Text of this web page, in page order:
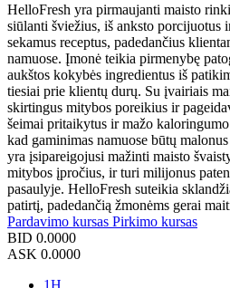
HelloFresh yra pirmaujanti maisto
siūlanti šviežius, iš anksto porcijuotus
sekamus receptus, padedančius
namuose. Įmonė teikia pirmenybę
aukštos kokybės ingredientus iš
tiesiai prie klientų durų. Su įvairiais
skirtingus mitybos poreikius ir
šeimai pritaikytus ir mažo
kad gaminimas namuose būtų
yra įsipareigojusi mažinti maisto
mitybos įpročius, ir turi milijonus
pasaulyje. HelloFresh suteikia
patirtį, padedančią žmonėms gerai
Pardavimo kursas Pirkimo kursas
BID 0.0000
ASK 0.0000
1H